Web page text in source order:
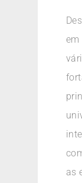
em
as